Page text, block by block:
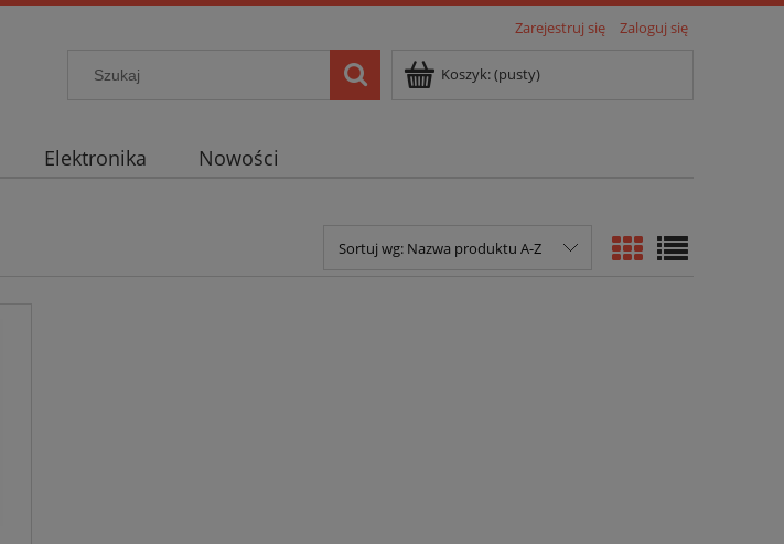
Zarejestruj się Zaloguj się
Koszyk:(pusty)
Elektronika Nowości
Sortuj wg: Nazwa produktu A-Z